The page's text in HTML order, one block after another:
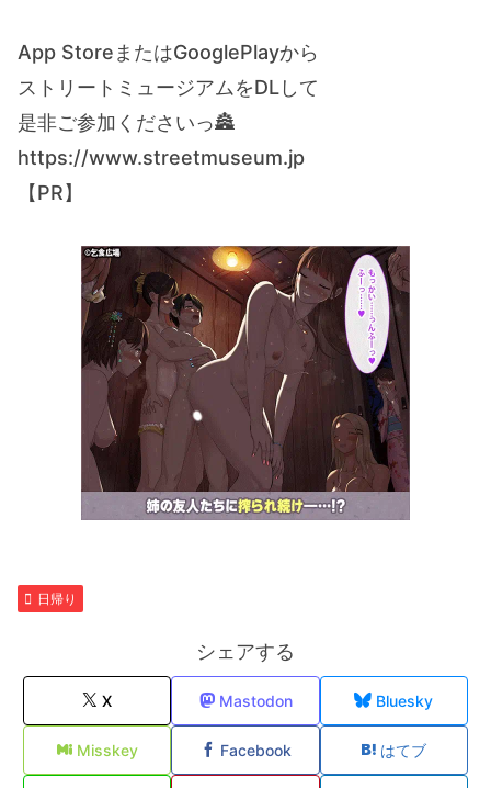
App StoreまたはGooglePlayから
ストリートミュージアムをDLして
是非ご参加くださいっ🏯
https://www.streetmuseum.jp
【PR】
日帰り
シェアする
X Mastodon Bluesky
Misskey Facebook はてブ